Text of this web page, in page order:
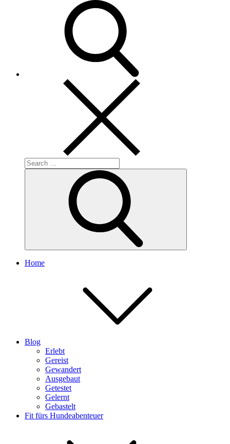
Search
for:
Home
Blog
Erlebt
Gereist
Gewandert
Ausgebaut
Getestet
Gelernt
Gebastelt
Fit fürs Hundeabenteuer